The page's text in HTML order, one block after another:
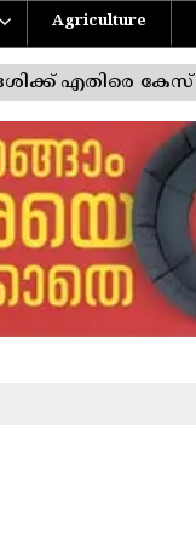
Agriculture